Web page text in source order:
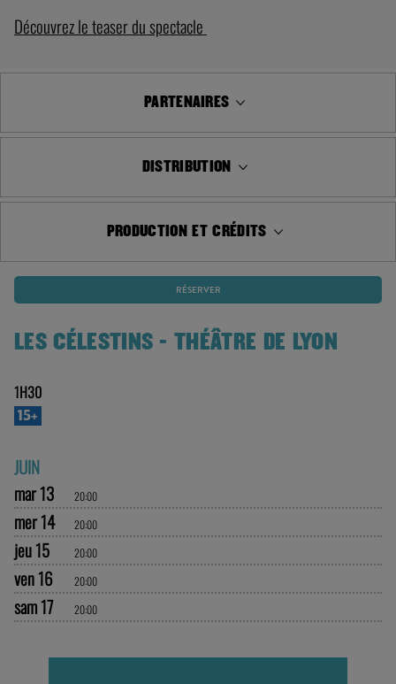
Découvrez le teaser du spectacle
PARTENAIRES
DISTRIBUTION
PRODUCTION ET CRÉDITS
RÉSERVER
LES CÉLESTINS - THÉÂTRE DE LYON
1H30
15+
JUIN
mar 13
20:00
mer 14 20:00
jeu 15 20:00
ven 16 20:00
sam 17 20:00